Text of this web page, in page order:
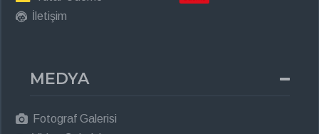
İletişim
MEDYA
Fotograf Galerisi